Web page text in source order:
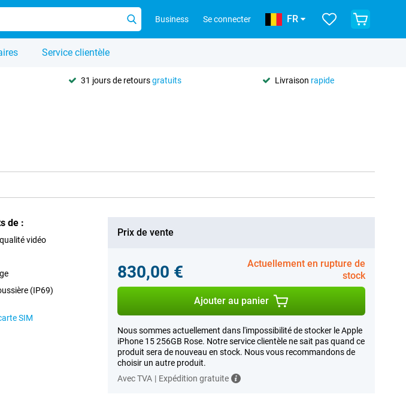
Business Se connecter FR
Service clientèle
31 jours de retoursgratuits Livraison rapide
de :
vidéo
(IP69)
SIM
Prix de vente
830,00 €
Actuellement en rupture de
stock
Ajouter au panier
Nous sommes actuellement dans l'impossibilité de stocker le Apple
iPhone 15 256GB Rose. Notre service clientèle ne sait pas quand ce
produit sera de nouveau en stock. Nous vous recommandons de
choisir un autre produit.
Avec TVA | Expédition gratuite